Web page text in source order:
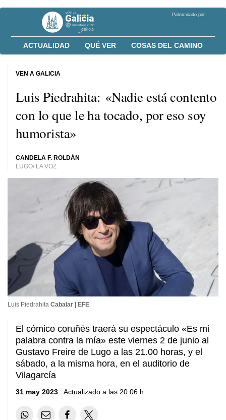
Patrocinado por
ACTUALIDAD QUÉ VER COSAS DEL CAMINO
Luis Piedrahita: «Nadie está contento
con lo que le ha tocado, por eso soy
humorista»
CANDELA F. ROLDÁN
LUGO/ LA VOZ
VEN A GALICIA
Luis Piedrahita Cabalar | EFE
El cómico coruñés traerá su espectáculo «Es mi
palabra contra la mía» este viernes 2 de junio al
Gustavo Freire de Lugo a las 21.00 horas, y el
sábado, a la misma hora, en el auditorio de
Vilagarcía
31 may 2023 . Actualizado a las 20:06 h.